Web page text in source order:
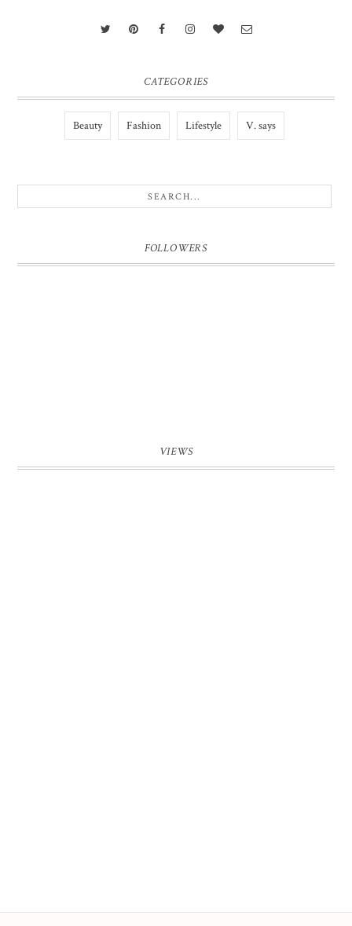
CATEGORIES
Beauty Fashion Lifestyle V. says
FOLLOWERS
VIEWS